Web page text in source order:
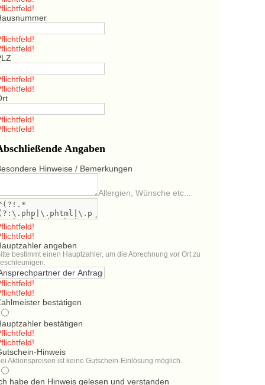
Angaben
Hinweise / Bemerkungen
Allergien, Wünsche etc...
angeben
bestimmt einen Hauptzahler, um die Abrechnung vor Ort zu
bestätigen
bestätigen
Hinweis
Aktionspreisen ist keine Gutschein-Einlösung möglich.
habe den Hinweis gelesen und verstanden